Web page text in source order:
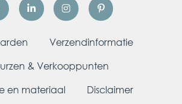
Verzendinformatie
& Verkooppunten
en materiaal
Disclaimer